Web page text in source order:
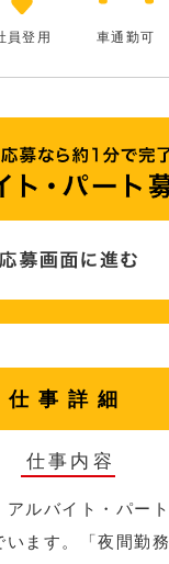
員登用 車通勤可
仕事詳細
仕事内容
アルバイト・パー
います。「夜間勤